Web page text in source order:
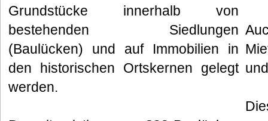
Grundstücke innerhalb von
bestehenden Siedlungen
(Baulücken) und auf Immobilien in
den historischen Ortskernen gelegt
werden.